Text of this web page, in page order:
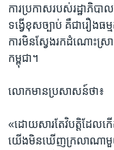
ការ​ប្រកាស​របស់​រដ្ឋា​ភិ
ទង្វើ​ខុស​ច្បាប់​ ​គឺជា​រឿង​ធ
ការ​មិនស្វែងរក​ដំណោះស្រ
កម្ពុជា។​
លោក​មាន​ប្រសាសន៍​ថា៖
«ដោយសារ​តែ​វិបត្តិ​ដែល​ក
យើង​មិន​ឃើញ​ក្រលា​ណាមួយ​ដ